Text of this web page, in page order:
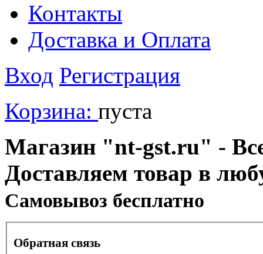
Контакты
Доставка и Оплата
Вход Регистрация
Корзина: пуста
Магазин "nt-gst.ru" -
Доставляем товар в
Cамовывоз бесплатно
Обратная связь